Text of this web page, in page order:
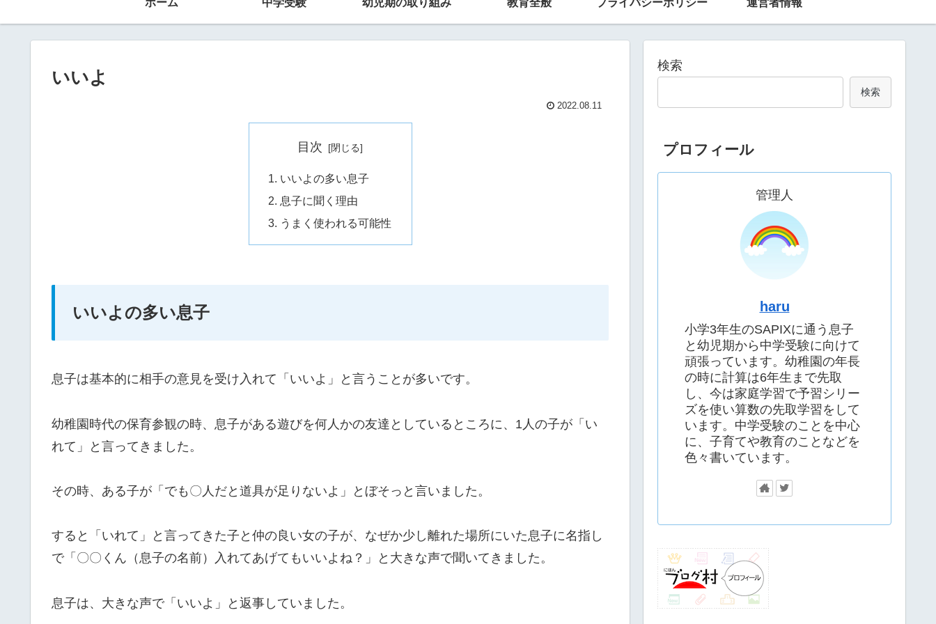
いいよ
2022.08.11
目次
いいよの多い息子
息子に聞く理由
うまく使われる可能性
いいよの多い息子
息子は基本的に相手の意見を受け入れて「いいよ」と言うことが多いです。
幼稚園時代の保育参観の時、息子がある遊びを何人かの友達としているところに、1人の子が「い
れて」と言ってきました。
その時、ある子が「でも〇人だと道具が足りないよ」とぼそっと言いました。
すると「いれて」と言ってきた子と仲の良い女の子が、なぜか少し離れた場所にいた息子に名指し
で「〇〇くん（息子の名前）入れてあげてもいいよね？」と大きな声で聞いてきました。
息子は、大きな声で「いいよ」と返事していました。
検索
検索
プロフィール
管理人
haru
小学3年生のSAPIXに通う息子
と幼児期から中学受験に向けて
頑張っています。幼稚園の年長
の時に計算は6年生まで先取
し、今は家庭学習で予習シリー
ズを使い算数の先取学習をして
います。中学受験のことを中心
に、子育てや教育のことなどを
色々書いています。